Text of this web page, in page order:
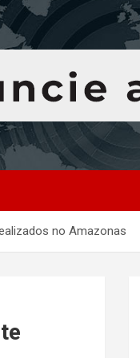
no Amazonas